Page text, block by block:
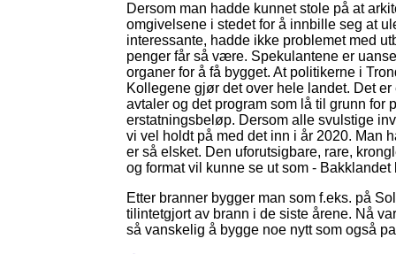
Dersom man hadde kunnet stole på at
omgivelsene i stedet for å innbille seg at
interessante, hadde ikke problemet med
penger får så være. Spekulantene er
organer for å få bygget. At politikerne i
Kollegene gjør det over hele landet. Det
avtaler og det program som lå til grunn
erstatningsbeløp. Dersom alle svulstige
vi vel holdt på med det inn i år 2020. Man
er så elsket. Den uforutsigbare, rare,
og format vil kunne se ut som -
Etter branner bygger man som f.eks. på
tilintetgjort av brann i de siste årene. Nå
så vanskelig å bygge noe nytt som også